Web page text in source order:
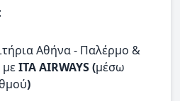
Αθήνα - Παλέρμο &
μεITA AIRWAYS (μέσω
)